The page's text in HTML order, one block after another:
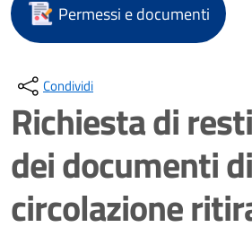
Permessi e documenti
Condividi
Richiesta di
dei documenti di
circolazione